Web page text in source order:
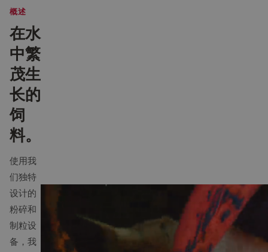
概述
在水
中繁
茂生
长的
饲
料。
使用我
们独特
设计的
粉碎和
制粒设
备，我